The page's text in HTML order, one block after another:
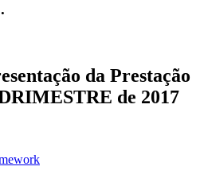
da Prestação
de 2017